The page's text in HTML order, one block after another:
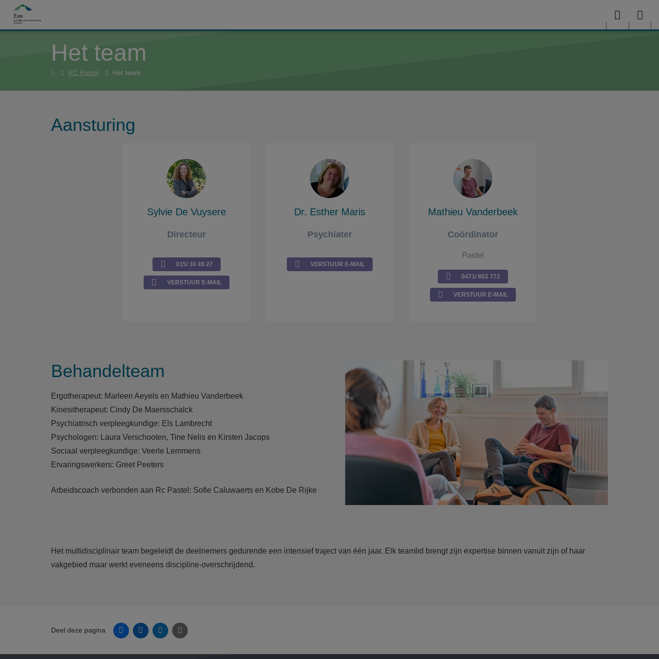
Overslaan en naar de inhoud gaan
Menu
Het team
HomeRC Pastel Het team
Aansturing
Sylvie De Vuysere
Directeur
015/ 30 49 27
VERSTUUR E-MAIL
Dr. Esther Maris
Psychiater
VERSTUUR E-MAIL
Mathieu Vanderbeek
Coördinator
Pastel
0471/ 802 772
VERSTUUR E-MAIL
Behandelteam
Ergotherapeut: Marleen Aeyels en Mathieu Vanderbeek
Kinesitherapeut: Cindy De Maersschalck
Psychiatrisch verpleegkundige: Els Lambrecht
Psychologen: Laura Verschooten, Tine Nelis en Kirsten Jacops
Sociaal verpleegkundige: Veerle Lemmens
Ervaringswerkers: Greet Peeters
Arbeidscoach verbonden aan Rc Pastel: Sofie Caluwaerts en Kobe De Rijke
Het multidisciplinair team begeleidt de deelnemers gedurende een intensief traject van één jaar. Elk teamlid brengt zijn expertise binnen vanuit zijn of haar
vakgebied maar werkt eveneens discipline-overschrijdend.
Deel deze pagina FacebookLinkedinTwitter E-mail